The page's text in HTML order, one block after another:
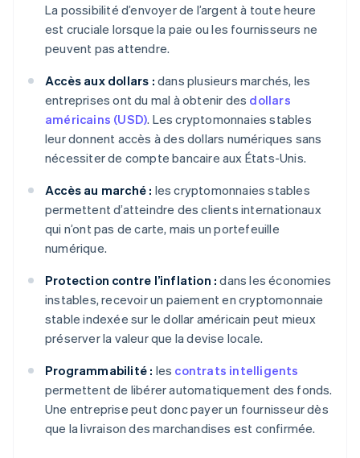
La possibilité d’envoyer de l’argent à toute heure
est cruciale lorsque la paie ou les fournisseurs ne
peuvent pas attendre.
Accès aux dollars : dans plusieurs marchés, les
entreprises ont du mal à obtenir des dollars
américains (USD). Les cryptomonnaies stables
leur donnent accès à des dollars numériques sans
nécessiter de compte bancaire aux États-Unis.
Accès au marché : les cryptomonnaies stables
permettent d’atteindre des clients internationaux
qui n’ont pas de carte, mais un portefeuille
numérique.
Protection contre l’inflation : dans les économies
instables, recevoir un paiement en cryptomonnaie
stable indexée sur le dollar américain peut mieux
préserver la valeur que la devise locale.
Programmabilité : les contrats intelligents
permettent de libérer automatiquement des fonds.
Une entreprise peut donc payer un fournisseur dès
que la livraison des marchandises est confirmée.